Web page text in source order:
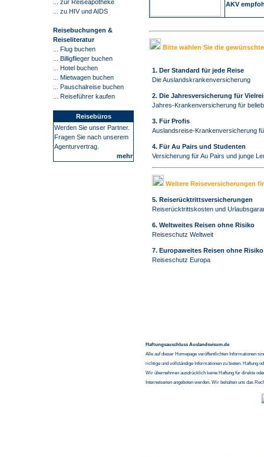
... zur Reiseapotheke
... zu HIV und AIDS
Reisebuchungen &
Reiseliteratur
... Flug buchen
... Billigflieger buchen
Hotel buchen
... Mietwagen buchen
... Pauschalreise buchen
Reiseführer kaufen
Reisebüros
Werden Sie unser Partner.
Fragen Sie nach unserem
Agenturvertrag.
mehr
AKV
Bitte wählen Sie die
1. Der Standard für jede Reise
Die Auslandskrankenversicherung
2. Die Jahresversicherung für
Jahres-Krankenversicherung für
3. Für Profis
Auslandsreise-Krankenversicherung
4. Für Au Pairs und Studenten
Versicherung für Au Pairs und junge
Weitere Reiseversicherungen
5. Reiserücktrittsversicherungen
Reiserücktrittskosten und
6. Weltweites Reisen ohne Risiko
Reiseschutz Weltweit
7. Europaweites Reisen ohne Risiko
Reiseschutz Europa
Haftungsauschluss Auslandsvisum.de
Alle auf dieser Homepage veröffentlichten Informationen
richtige und vollständige Informationen zu bieten. Haftung
Wir übernehmen ausdrücklich keine Haftung für direkte
Internetseiten angeboten werden. Wir behalten uns das